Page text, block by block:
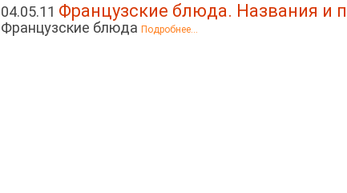
04.05.11 Французские блюда. Названия и
Французские блюдаПодробнее...